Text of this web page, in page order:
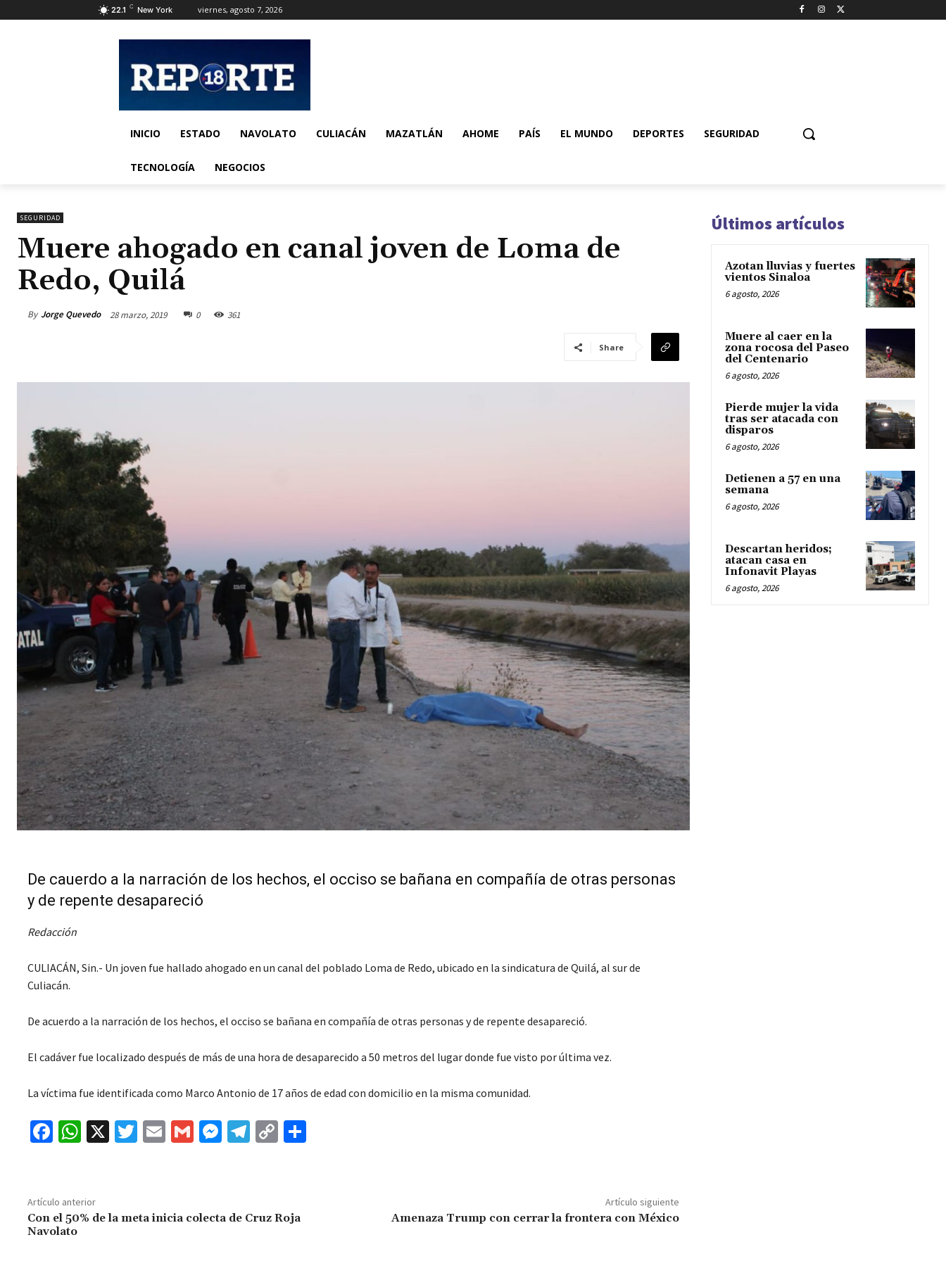
22.1 C New York viernes, agosto 7, 2026
INICIO ESTADO NAVOLATO CULIACÁN MAZATLÁN AHOME PAÍS EL MUNDO DEPORTES SEGURIDAD
TECNOLOGÍA NEGOCIOS
SEGURIDAD
Muere ahogado en canal joven de Loma de
Redo, Quilá
By Jorge Quevedo 28 marzo, 2019 0 361
Share
De cauerdo a la narración de los hechos, el occiso se bañana en compañía de otras personas
y de repente desapareció
Redacción
CULIACÁN, Sin.- Un joven fue hallado ahogado en un canal del poblado Loma de Redo, ubicado en la sindicatura de Quilá, al sur de
Culiacán.
De acuerdo a la narración de los hechos, el occiso se bañana en compañía de otras personas y de repente desapareció.
El cadáver fue localizado después de más de una hora de desaparecido a 50 metros del lugar donde fue visto por última vez.
La víctima fue identificada como Marco Antonio de 17 años de edad con domicilio en la misma comunidad.
Fa
o
o
k
W
sA
p
X
T
E
G
M
ge
Te
m
C
Li
Artículo anterior
Con el 50% de la meta inicia colecta de Cruz Roja
Navolato
Artículo siguiente
Amenaza Trump con cerrar la frontera con México
Últimos artículos
Azotan lluvias y fuertes
vientos Sinaloa
6 agosto, 2026
Muere al caer en la
zona rocosa del Paseo
del Centenario
6 agosto, 2026
Pierde mujer la vida
tras ser atacada con
disparos
6 agosto, 2026
Detienen a 57 en una
semana
6 agosto, 2026
Descartan heridos;
atacan casa en
Infonavit Playas
6 agosto, 2026